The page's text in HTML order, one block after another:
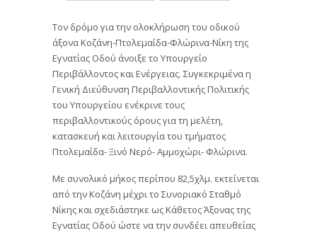
Τον δρόμο για την ολοκλήρωση του οδικού
άξονα Κοζάνη-Πτολεμαΐδα-Φλώρινα-Νίκη της
Εγνατίας Οδού άνοιξε το Υπουργείο
Περιβάλλοντος και Ενέργειας. Συγκεκριμένα η
Γενική Διεύθυνση Περιβαλλοντικής Πολιτικής
του Υπουργείου ενέκρινε τους
περιβαλλοντικούς όρους για τη μελέτη,
κατασκευή και λειτουργία του τμήματος
Πτολεμαΐδα- Ξινό Νερό- Αμμοχώρι- Φλώρινα.
Με συνολικό μήκος περίπου 82,5χλμ. εκτείνεται
από την Κοζάνη μέχρι το Συνοριακό Σταθμό
Νίκης και σχεδιάστηκε ως Κάθετος Άξονας της
Εγνατίας Οδού ώστε να την συνδέει απευθείας